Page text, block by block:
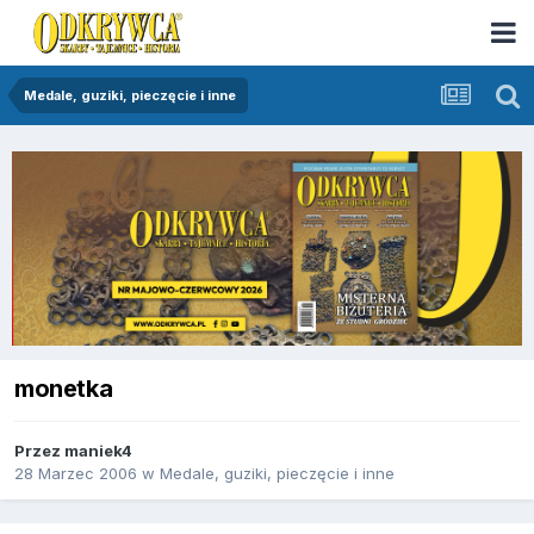
Medale, guziki, pieczęcie i inne
monetka
Przez maniek4
28 Marzec 2006 w Medale, guziki, pieczęcie i inne